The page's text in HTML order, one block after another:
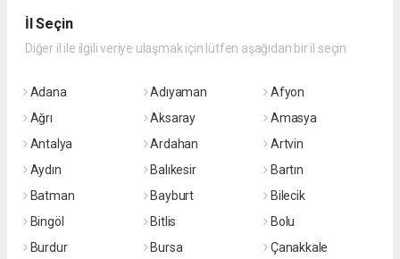
İl Seçin
Diğer il ile ilgili veriye ulaşmak için lütfen aşağıdan bir il seçin
Adana Adıyaman
Afyon
Ağrı
Aksaray
Amasya
Antalya
Ardahan
Artvin
Aydın
Balıkesir
Bartın
Batman
Bayburt
Bilecik
Bingöl
Bitlis
Bolu
Burdur
Bursa
Çanakkale